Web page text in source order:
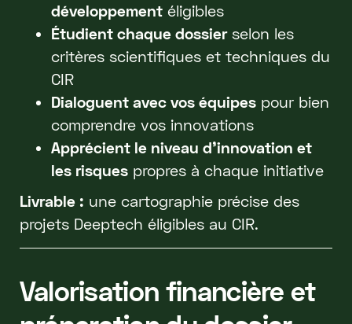
développementéligibles
Étudient chaque dossierselon les
critères scientifiques et techniques du
CIR
Dialoguent avec vos équipespour bien
comprendre vos innovations
Apprécient le niveau d’innovation et
les risquespropres à chaque initiative
Livrable : une cartographie précise des
projets Deeptech éligibles au CIR.
Valorisation financière et